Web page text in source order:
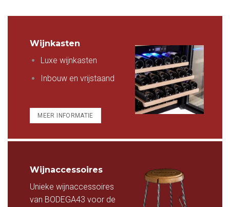
Wijnkasten
Luxe wijnkasten
Inbouw en vrijstaand
MEER INFORMATIE
Wijnaccessoires
Unieke wijnaccessoires
van BODEGA43 voor de